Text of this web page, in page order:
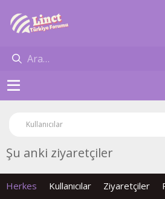
Kullanıcılar
Şu anki ziyaretçiler
Herkes Kullanıcılar Ziyaretçiler